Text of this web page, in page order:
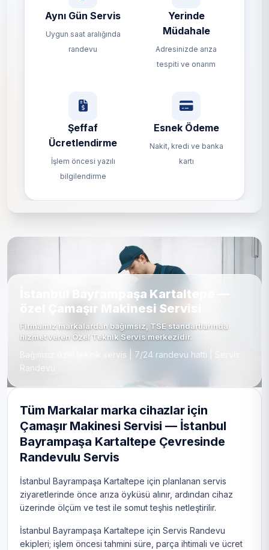
Aynı Gün Servis
Uygun saat aralığında
randevu
Yerinde
Müdahale
Adresinizde arıza
tespiti ve onarım
Şeffaf
Ücretlendirme
İşlem öncesi yazılı
bilgilendirme
Esnek Ödeme
Nakit, kredi ve banka
kartı
İstanbul Bayrampaşa Kartaltepe —
özel Çamaşır Makinesi Servisi
Firmamız markalardan bağımsız, TSE standartlarında
hizmet veren Özel Teknik Servis merkezidir.
Bağımsız özel teknik servis | 7/24 randevu hattı | Servis
Tüm Markalar marka cihazlar için
Çamaşır Makinesi Servisi — İstanbul
Bayrampaşa Kartaltepe Çevresinde
Randevulu Servis
İstanbul Bayrampaşa Kartaltepe için planlanan servis
ziyaretlerinde önce arıza öyküsü alınır, ardından cihaz
üzerinde ölçüm ve test ile somut teşhis netleştirilir.
İstanbul Bayrampaşa Kartaltepe için Servis Randevu
ekipleri; işlem öncesi tahmini süre, parça ihtimali ve ücret